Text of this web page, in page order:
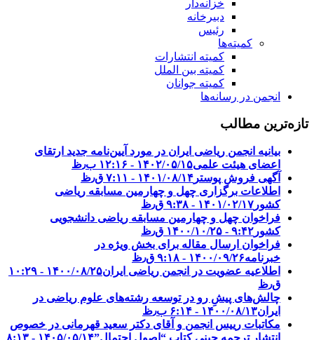
خزانه‌دار
دبیرخانه
رئیس
کمیته‌ها
کمیته انتشارات
کمیته بین الملل
کمیته جوانان
انجمن در رسانه‌ها
تازه‌ترین مطالب
بیانیه انجمن ریاضی ایران در مورد آیین‌نامه جدید ارتقای
اعضای هیئت علمی۱۴۰۲/۰۵/۱۵ - ۱۲:۱۶ ب٫ظ
آگهی فروش پوستر ۱۴۰۱/۰۸/۱۴ - ۷:۱۱ ق٫ظ
اطلاعات برگزاری چهل و چهارمین مسابقه ریاضی
کشور ۱۴۰۱/۰۲/۱۷ - ۹:۳۸ ق٫ظ
فراخوان چهل و چهارمین مسابقه ریاضی دانشجویی
کشور‎‎ ۱۴۰۰/۱۰/۲۵ - ۹:۴۲ ق٫ظ
فراخوان ارسال مقاله برای بخش ویژه در
خبرنامه۱۴۰۰/۰۹/۲۶ - ۹:۱۸ ق٫ظ
اطلاعیه عضویت در انجمن ریاضی ایران
۱۴۰۰/۰۸/۲۵ - ۱۰:۲۹
ق٫ظ
چالش‌های پیشِ رو در توسعه رشته‌های علوم ریاضی در
ایران۱۴۰۰/۰۸/۱۳ - ۶:۱۴ ب٫ظ
مکاتبات رییس انجمن و آقای دکتر سعید قهرمانی در خصوص